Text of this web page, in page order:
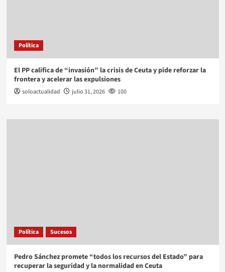
Política
El PP califica de “invasión” la crisis de Ceuta y pide reforzar la
frontera y acelerar las expulsiones
soloactualidad julio 31, 2026 100
Política Sucesos
Pedro Sánchez promete “todos los recursos del Estado” para
recuperar la seguridad y la normalidad en Ceuta